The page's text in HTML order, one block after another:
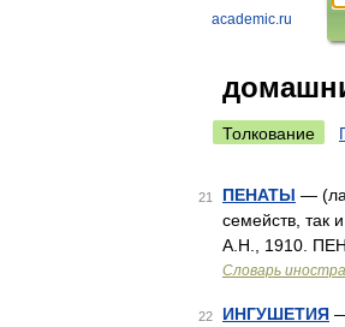
academic.ru
Толкование
21 ПЕНАТЫ —
семейств, так
А.Н., 1910.
Словарь
22 ИНГУШЕТИЯ